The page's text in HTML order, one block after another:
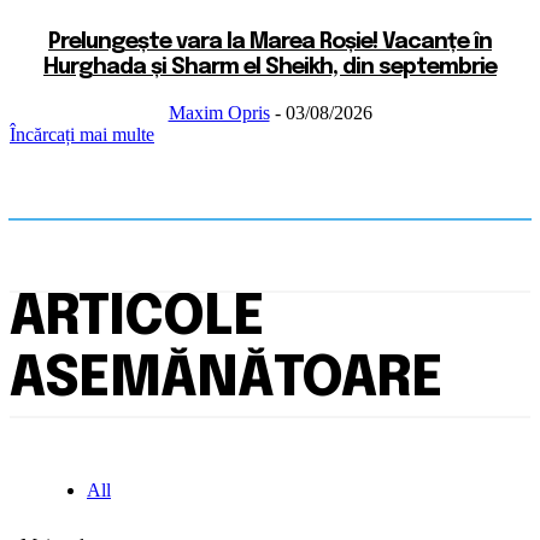
Prelungește vara la Marea Roșie! Vacanțe în
Hurghada și Sharm el Sheikh, din septembrie
Maxim Opris - 03/08/2026
Încărcați mai multe
ARTICOLE
ASEMĂNĂTOARE
All